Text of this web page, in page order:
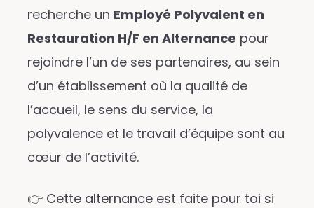
recherche un Employé Polyvalent en
Restauration H/F en Alternance pour
rejoindre l’un de ses partenaires, au sein
d’un établissement où la qualité de
l’accueil, le sens du service, la
polyvalence et le travail d’équipe sont au
cœur de l’activité.
👉 Cette alternance est faite pour toi si